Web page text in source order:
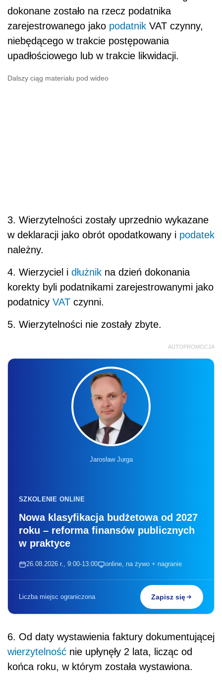
dokonane zostało na rzecz podatnika
zarejestrowanego jako podatnik VAT czynny,
niebędącego w trakcie postępowania
upadłościowego lub w trakcie likwidacji.
Dalszy ciąg materiału pod wideo
3. Wierzytelności zostały uprzednio wykazane
w deklaracji jako obrót opodatkowany i podatek
należny.
4. Wierzyciel i dłużnik na dzień dokonania
korekty byli podatnikami zarejestrowanymi jako
podatnicy VAT czynni.
5. Wierzytelności nie zostały zbyte.
AUTOPROMOCJA
Jarosław Jurga
SZKOLENIE ONLINE
Nowa klasyfikacja budżetowa od 2027
roku – reforma finansów publicznych
w praktyce
26.08.2026 r., 9:00-13:00 online, na żywo + nagranie
Liczba miejsc ograniczona Zapisz się
6. Od daty wystawienia faktury dokumentującej
wierzytelność nie upłynęły 2 lata, licząc od
końca roku, w którym została wystawiona.